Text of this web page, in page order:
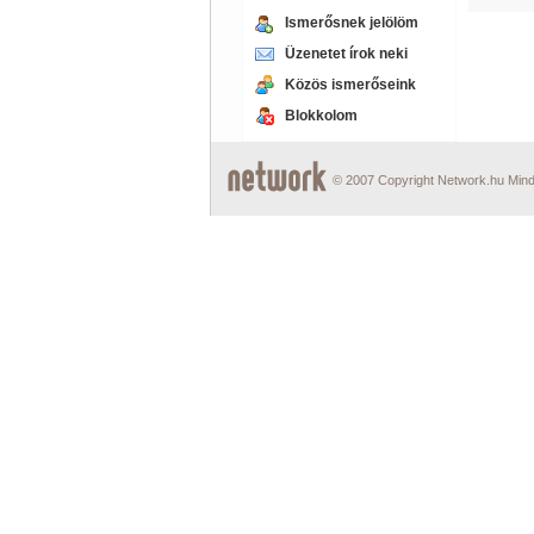
Ismerősnek jelölöm
Üzenetet írok neki
Közös ismerőseink
Blokkolom
© 2007 Copyright Network.hu